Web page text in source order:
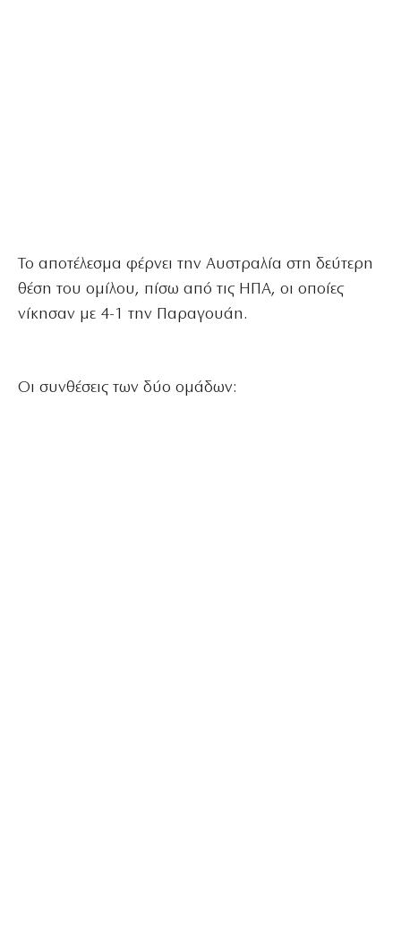
Το αποτέλεσμα φέρνει την Αυστραλία στη δεύτερη
θέση του ομίλου, πίσω από τις ΗΠΑ, οι οποίες
νίκησαν με 4-1 την Παραγουάη.
Οι συνθέσεις των δύο ομάδων: